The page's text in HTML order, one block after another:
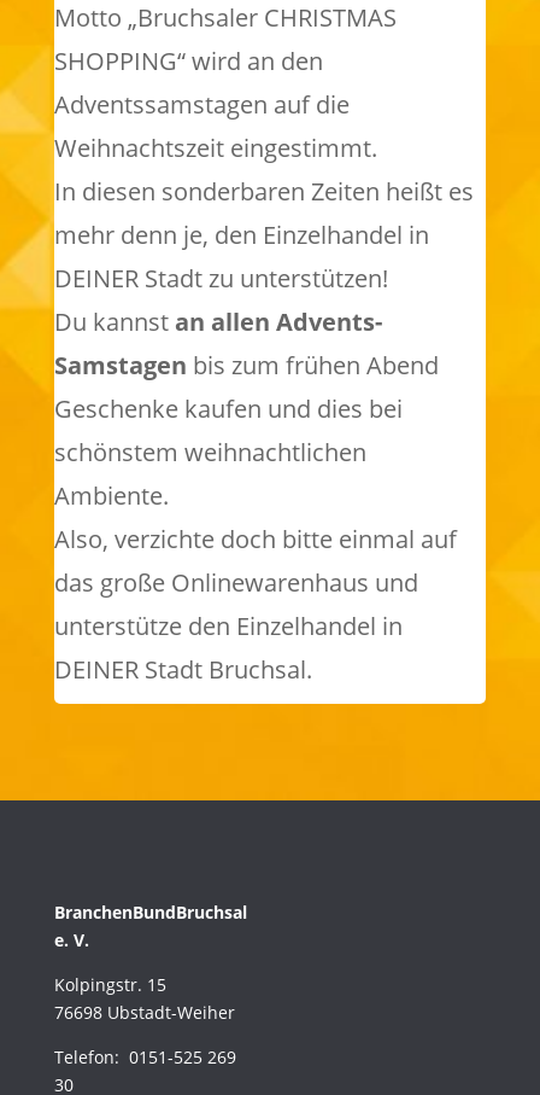
Motto „Bruchsaler CHRISTMAS
SHOPPING“ wird an den
Adventssamstagen auf die
Weihnachtszeit eingestimmt.
In diesen sonderbaren Zeiten heißt es
mehr denn je, den Einzelhandel in
DEINER Stadt zu unterstützen!
Du kannst an allen Advents-
Samstagen bis zum frühen Abend
Geschenke kaufen und dies bei
schönstem weihnachtlichen
Ambiente.
Also, verzichte doch bitte einmal auf
das große Onlinewarenhaus und
unterstütze den Einzelhandel in
DEINER Stadt Bruchsal.
BranchenBundBruchsal
e. V.
Kolpingstr. 15
76698 Ubstadt-Weiher
Telefon: 0151-525 269
30